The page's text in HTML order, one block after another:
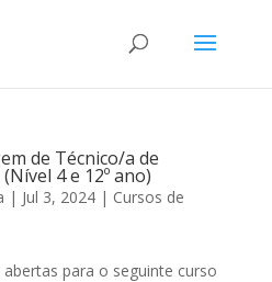
de Técnico/a de
4 e 12º ano)
| Jul 3, 2024| Cursos de
abertas para o seguinte curso